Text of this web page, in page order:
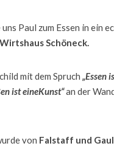
Paul zum Essen in ein
Schöneck.
mit dem Spruch „Essen
ist eineKunst“ an der
von Falstaff und